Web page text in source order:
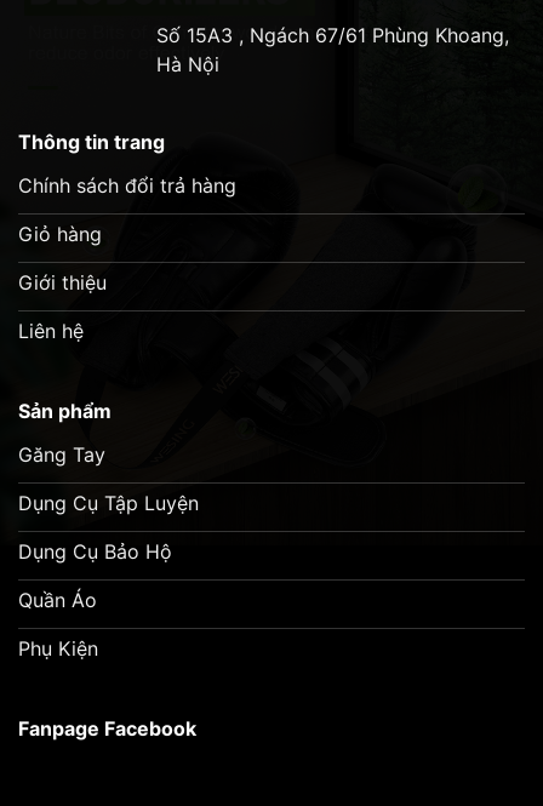
Số 15A3 , Ngách 67/61 Phùng Khoang,
Hà Nội
Thông tin trang
Chính sách đổi trả hàng
Giỏ hàng
Giới thiệu
Liên hệ
Sản phẩm
Găng Tay
Dụng Cụ Tập Luyện
Dụng Cụ Bảo Hộ
Quần Áo
Phụ Kiện
Fanpage Facebook